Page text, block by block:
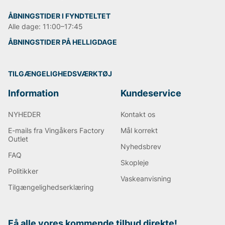
effektiv. Ved at tilbyde løsninger af høj kvalitet har
mærket skabt en loyal kundebase, der værdsætter
både stil og bæredygtighed. Besøg 2gos hjemmeside
for at opdage deres seneste sortiment af
Andre populære mærker:
Lee
Sveriges tiger
Replay
Oscar Jacobson
ÅBNINGSTIDER I FYNDTELTET
Alle dage: 11:00–17:45
ÅBNINGSTIDER PÅ HELLIGDAGE
TILGÆNGELIGHEDSVÆRKTØJ
Information
NYHEDER
E-mails fra Vingåkers Factory
Outlet
FAQ
Politikker
Tilgængelighedserklæring
Kundeservice
Kontakt os
Mål korrekt
Nyhedsbrev
Skopleje
Vaskeanvisning